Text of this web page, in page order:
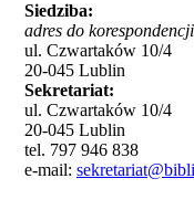
Siedziba:
adres do
ul. Czwartaków 10/4
20-045 Lublin
Sekretariat:
ul. Czwartaków 10/4
20-045 Lublin
tel. 797 946 838
e-mail: